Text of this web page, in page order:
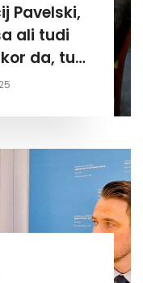
Pavelski,
ali tudi
da, tudi